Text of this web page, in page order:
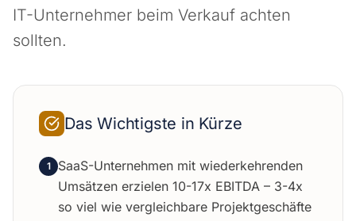
IT-Unternehmer beim Verkauf achten
sollten.
Das Wichtigste in Kürze
1
SaaS-Unternehmen mit wiederkehrenden
Umsätzen erzielen 10-17x EBITDA – 3-4x
so viel wie vergleichbare Projektgeschäfte